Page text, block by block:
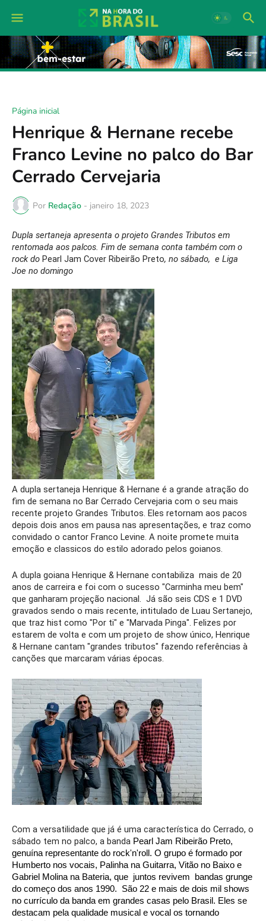
Página inicial
Henrique & Hernane recebe
Franco Levine no palco do Bar
Cerrado Cervejaria
Por Redação - janeiro 18, 2023
Dupla sertaneja apresenta o projeto Grandes Tributos em
rentomada aos palcos. Fim de semana conta também com o
rock do Pearl Jam Cover Ribeirão Preto, no sábado,  e Liga
Joe no domingo
A dupla sertaneja Henrique & Hernane é a grande atração do
fim de semana no Bar Cerrado Cervejaria com o seu mais
recente projeto Grandes Tributos. Eles retornam aos pacos
depois dois anos em pausa nas apresentações, e traz como
convidado o cantor Franco Levine. A noite promete muita
emoção e classicos do estilo adorado pelos goianos.
A dupla goiana Henrique & Hernane contabiliza  mais de 20
anos de carreira e foi com o sucesso "Carminha meu bem"
que ganharam projeção nacional.  Já são seis CDS e 1 DVD
gravados sendo o mais recente, intitulado de Luau Sertanejo,
que traz hist como "Por ti" e "Marvada Pinga". Felizes por
estarem de volta e com um projeto de show único, Henrique
& Hernane cantam "grandes tributos" fazendo referências à
canções que marcaram várias épocas.
Com a versatilidade que já é uma característica do Cerrado, o
sábado tem no palco, a banda Pearl Jam Ribeirão Preto,
genuína representante do rock'n'roll. O grupo é formado por
Humberto nos vocais, Palinha na Guitarra, Vitão no Baixo e
Gabriel Molina na Bateria, que  juntos revivem  bandas grunge
do começo dos anos 1990.  São 22 e mais de dois mil shows
no currículo da banda em grandes casas pelo Brasil. Eles se
destacam pela qualidade musical e vocal os tornando